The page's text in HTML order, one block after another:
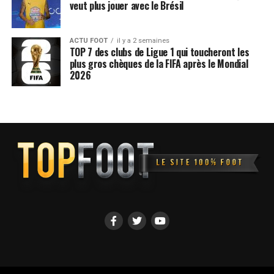
diffusé en directsur L’Équipe live foot le samedi 11
octobre à 20h45
Les compos probables du
match
Bernardo – Vitinha – Fernandes – Conceicao – Ronaldo –
Irlande : Kelleher – O’Brien – O’Shea – Collins – Ogbene
– Cullen – Knight – Manning – Taylor – Azaz – Ferguson
veut plus jouer avec le Brésil
ACTU FOOT il y a 2 semaines
TOP 7 des clubs de Ligue 1 qui toucheront les
plus gros chèques de la FIFA après le Mondial
2026